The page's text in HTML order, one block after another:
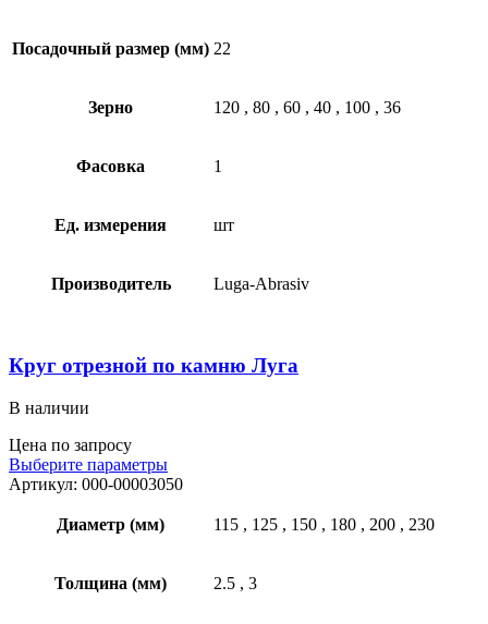
Посадочный размер (мм) 22
Зерно 120 , 80 , 60 , 40 , 100 , 36
Фасовка 1
Ед. измерения шт
Производитель Luga-Abrasiv
Круг отрезной по камню Луга
В наличии
Цена по запросу
Выберите параметры
Артикул: 000-00003050
Диаметр (мм) 115 , 125 , 150 , 180 , 200 , 230
Толщина (мм) 2.5 , 3